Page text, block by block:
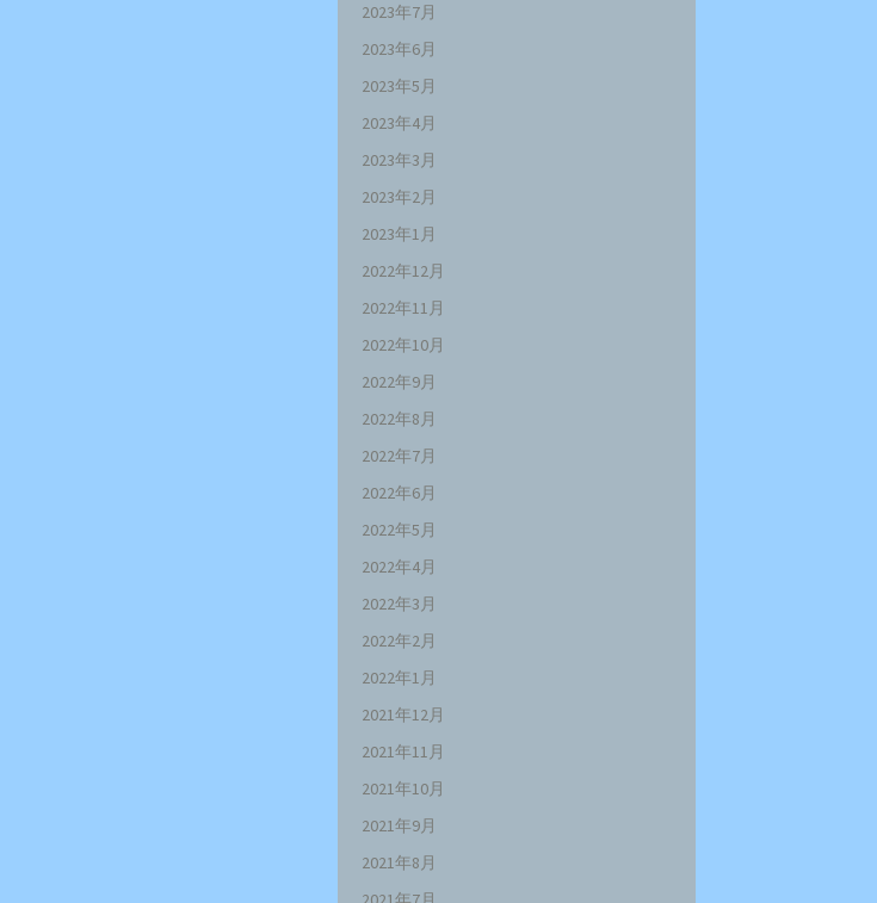
2023年7月
2023年6月
2023年5月
2023年4月
2023年3月
2023年2月
2023年1月
2022年12月
2022年11月
2022年10月
2022年9月
2022年8月
2022年7月
2022年6月
2022年5月
2022年4月
2022年3月
2022年2月
2022年1月
2021年12月
2021年11月
2021年10月
2021年9月
2021年8月